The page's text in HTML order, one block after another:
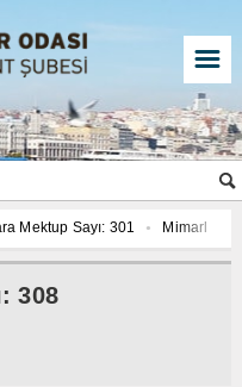
☰
Mektup Sayı: 301
Mimarlara
Mektup Sayı: 299
Mektup Sayı: 301
308